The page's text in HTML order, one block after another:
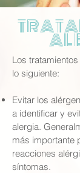
Los
lo siguiente:
Evitar los
a identificar y
alergia.
más importante
reacciones
síntomas.